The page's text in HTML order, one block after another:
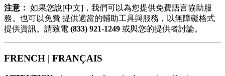
注意： 如果您說[中文]，我們可以為您提供免費語言協助服
務。也可以免費 提供適當的輔助工具與服務，以無障礙格式
提供資訊。請致電 (833) 921-1249 或與您的提供者討論。
FRENCH | FRANÇAIS